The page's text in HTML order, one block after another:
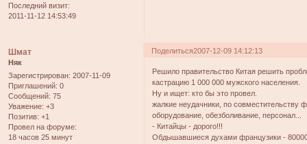
Последний визит:
2011-11-12 14:53:49
Поделиться2007-12-09 14:12:13
Шмат
Няк
Зарегистрирован: 2007-11-09
Приглашений: 0
Сообщений: 75
Уважение: +3
Позитив: +1
Провел на форуме:
18 часов 25 минут
Решило правительство Китая решить
кастрацию 1 000 000 мужского населения.
Ну и ищет: кто бы это провел.
жалкие неудачники, по совместительству
оборудование, обезболивание, персонал...
- Китайцы - дорого!!!
Обдышавшиеся духами французики -